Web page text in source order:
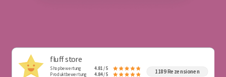
fluff store
Shopbewertung 4.81 / 5
Produktbewertung 4.84 / 5 1189 Rezensionen